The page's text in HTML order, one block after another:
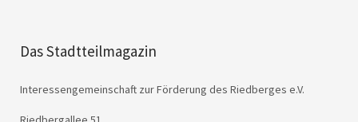
Das Stadtteilmagazin
Interessengemeinschaft zur Förderung des Riedberges e.V.